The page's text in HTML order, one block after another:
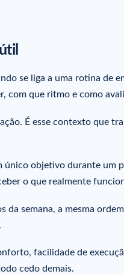
se liga a uma rotina de
com que ritmo e como
É esse contexto que
único objetivo durante um
o que realmente
semana, a mesma
facilidade de
cedo demais.